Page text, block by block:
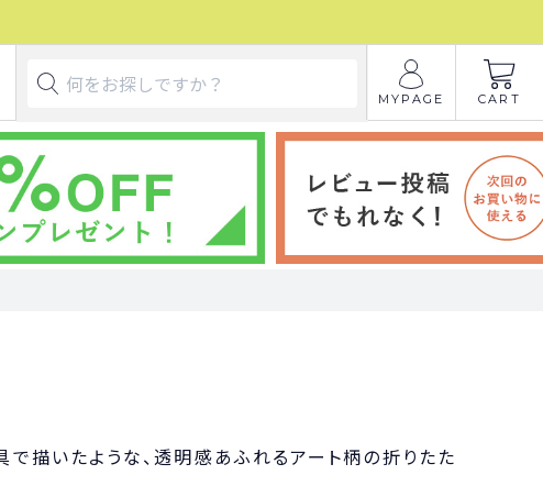
MYPAGE CART
で描いたような、透明感あふれるアート柄の折りたた